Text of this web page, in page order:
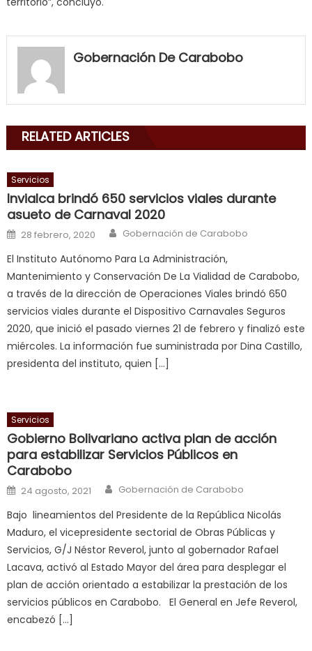
my
neighbor
mouth
cum,
will
smith
a
cuckold,
nice
milf
in
squirting,
आपक
न
भ
क
च
त
क
लग
आपक
पस
द,
sexy
bbw
milf
Gobernación De Carabobo
RELATED ARTICLES
Servicios
Invialca brindó 650 servicios viales durante
asueto de Carnaval 2020
Posted on
28 febrero, 2020 Author
Gobernación de Carabobo
El Instituto Autónomo Para La Administración,
Mantenimiento y Conservación De La Vialidad de Carabobo,
a través de la dirección de Operaciones Viales brindó 650
servicios viales durante el Dispositivo Carnavales Seguros
2020, que inició el pasado viernes 21 de febrero y finalizó este
miércoles. La información fue suministrada por Dina Castillo,
presidenta del instituto, quien […]
Servicios
Gobierno Bolivariano activa plan de acción
para estabilizar Servicios Públicos en
Carabobo
Posted on
24 agosto, 2021 Author
Gobernación de Carabobo
Bajo lineamientos del Presidente de la República Nicolás
Maduro, el vicepresidente sectorial de Obras Públicas y
Servicios, G/J Néstor Reverol, junto al gobernador Rafael
Lacava, activó al Estado Mayor del área para desplegar el
plan de acción orientado a estabilizar la prestación de los
servicios públicos en Carabobo. El General en Jefe Reverol,
encabezó […]